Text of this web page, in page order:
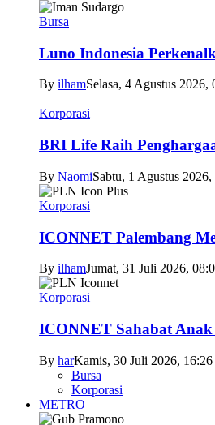
Bursa
Luno Indonesia
By ilhamSelasa, 4 Agustus 2026,
Korporasi
BRI Life Raih
By NaomiSabtu, 1 Agustus
Korporasi
ICONNET Palembang
By ilhamJumat, 31 Juli 2026,
Korporasi
ICONNET Sahabat
By harKamis, 30 Juli 2026, 16:26
Bursa
Korporasi
METRO